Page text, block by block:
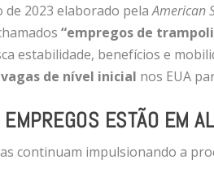
de 2023 elaborado pelaAmerican
“empregos de
estabilidade, benefícios e
de nível inicial nos EUA
ESTÃO EM
continuam impulsionando a